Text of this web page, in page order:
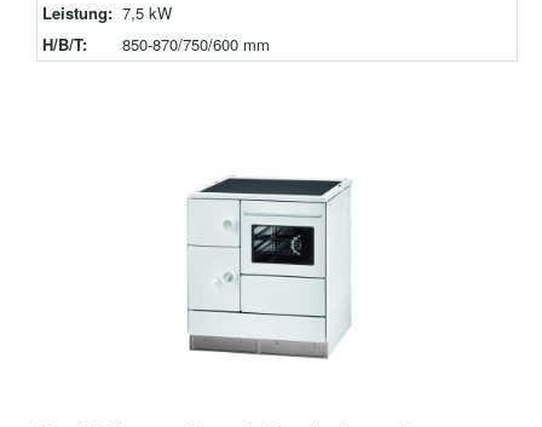
Leistung: 7,5 kW
H/B/T:
850-870/750/600 mm